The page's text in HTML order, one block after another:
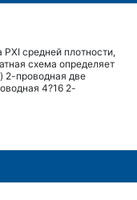
средней плотности,
схема определяет
2-проводная две
4?16 2-